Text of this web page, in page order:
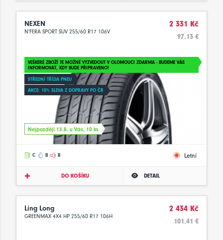
NEXEN
N'FERA SPORT SUV 255/60 R17 106V
2 331 Kč
97.13 €
VEŠKERÉ ZBOŽÍ JE MOŽNÉ VYZVEDOUT V OLOMOUCI ZDARMA - BUDEME VÁS
INFORMOVAT, KDY BUDE PŘIPRAVENO!
STŘEDNÍ TŘÍDA PNEU
AKCE: 10% SLEVA Z DOPRAVY PO ČR
Nejpozději 13.8. u Vás, 10 ks
C B B Letní
DO KOŠÍKU DETAIL
Ling Long
GREENMAX 4X4 HP 255/60 R17 106H
2 434 Kč
101.41 €